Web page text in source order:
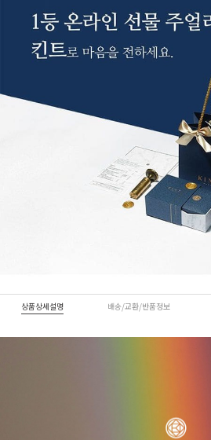
상품상세설명 배송/교환/반품정보